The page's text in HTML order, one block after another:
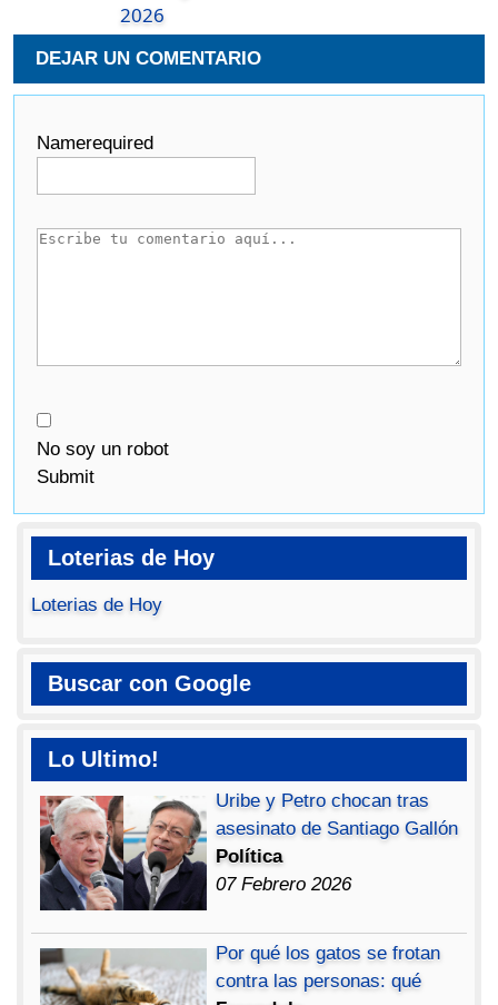
2026
DEJAR UN COMENTARIO
Namerequired
No soy un robot
Submit
Loterias de Hoy
Loterias de Hoy
Buscar con Google
Lo Ultimo!
Uribe y Petro chocan tras
asesinato de Santiago Gallón
Política
07 Febrero 2026
Por qué los gatos se frotan
contra las personas: qué